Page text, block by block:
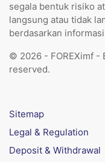
segala bentuk risiko
langsung atau tidak
berdasarkan
© 2026 - FOREXimf -
reserved.
Sitemap
Legal & Regulation
Deposit & Withdrawal